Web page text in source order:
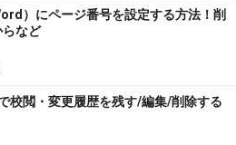
）にページ番号を設定する方法！削
らなど
校閲・変更履歴を残す/編集/削除する